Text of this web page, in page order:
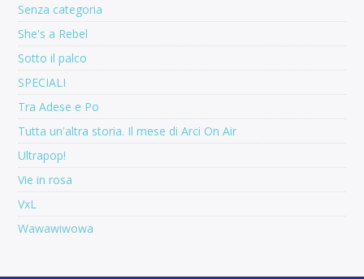
Senza categoria
She's a Rebel
Sotto il palco
SPECIALI
Tra Adese e Po
Tutta un'altra storia. Il mese di Arci On Air
Ultrapop!
Vie in rosa
VxL
Wawawiwowa